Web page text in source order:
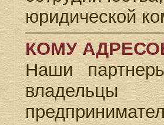
юридической
КОМУ
Наши